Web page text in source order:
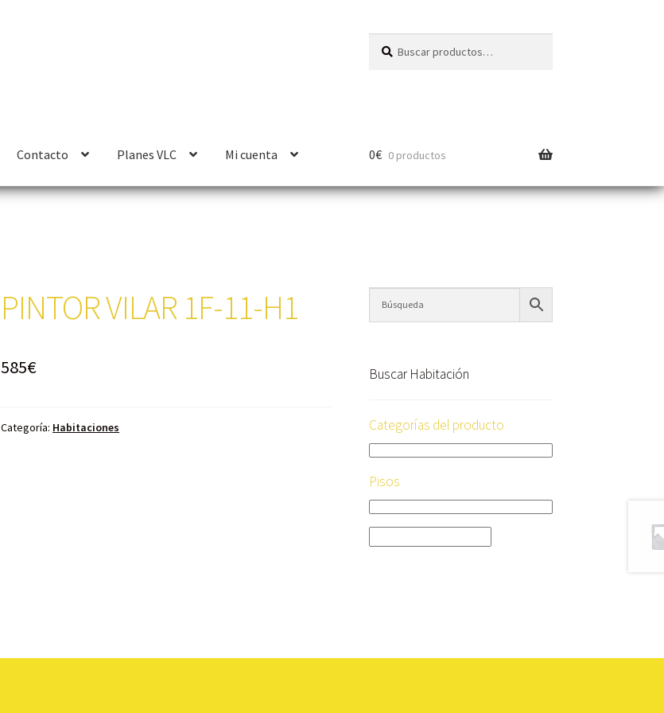
Contacto Planes VLC Mi cuenta 0€ 0 productos
PINTOR VILAR 1F-11-H1
585€
Categoría: Habitaciones
Buscar Habitación
Categorías del producto
Pisos